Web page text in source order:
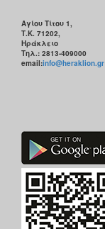
Αγίου Τίτου 1,
Τ.Κ. 71202,
Ηράκλειο
Τηλ.: 2813-409000
email:info@heraklion.gr